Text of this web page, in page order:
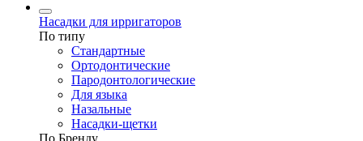
Насадки для ирригаторов
По типу
Стандартные
Ортодонтические
Пародонтологические
Для языка
Назальные
Насадки-щетки